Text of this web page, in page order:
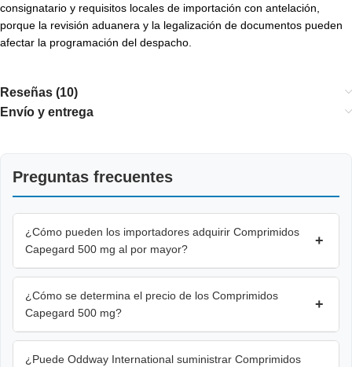
consignatario y requisitos locales de importación con antelación,
porque la revisión aduanera y la legalización de documentos pueden
afectar la programación del despacho.
Reseñas (10)
Envío y entrega
Preguntas frecuentes
¿Cómo pueden los importadores adquirir Comprimidos
Capegard 500 mg al por mayor?
+
¿Cómo se determina el precio de los Comprimidos
Capegard 500 mg?
+
¿Puede Oddway International suministrar Comprimidos